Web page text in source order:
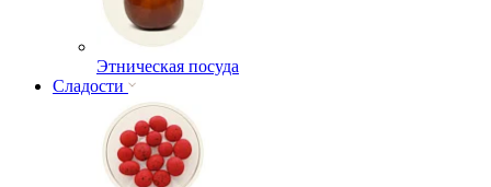
Этническая посуда
Сладости